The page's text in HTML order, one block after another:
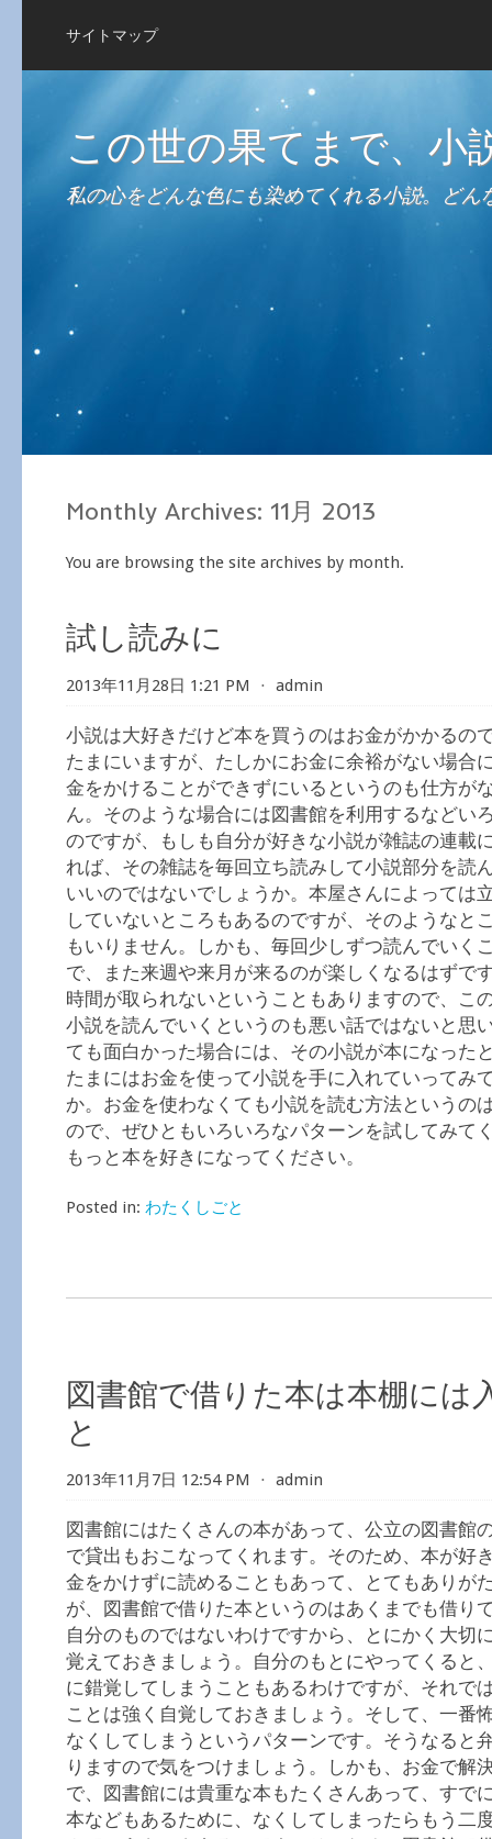
サイトマップ
この世の果てまで、小
私の心をどんな色にも染めてくれる小説。ど
Monthly Archives: 11月 2013
You are browsing the site archives by month.
試し読みに
2013年11月28日 1:21 PM ⋅ admin
小説は大好きだけど本を買うのはお金がかかるの
たまにいますが、たしかにお金に余裕がない場合
金をかけることができずにいるというのも仕方が
ん。そのような場合には図書館を利用するなどい
のですが、もしも自分が好きな小説が雑誌の連載
れば、その雑誌を毎回立ち読みして小説部分を読
いいのではないでしょうか。本屋さんによっては
していないところもあるのですが、そのようなと
もいりません。しかも、毎回少しずつ読んでいく
で、また来週や来月が来るのが楽しくなるはずで
時間が取られないということもありますので、こ
小説を読んでいくというのも悪い話ではないと思
ても面白かった場合には、その小説が本になった
たまにはお金を使って小説を手に入れていってみ
か。お金を使わなくても小説を読む方法というの
ので、ぜひともいろいろなパターンを試してみて
もっと本を好きになってください。
Posted in: わたくしごと
図書館で借りた本は本棚には
と
2013年11月7日 12:54 PM ⋅ admin
図書館にはたくさんの本があって、公立の図書館
で貸出もおこなってくれます。そのため、本が好
金をかけずに読めることもあって、とてもありが
が、図書館で借りた本というのはあくまでも借り
自分のものではないわけですから、とにかく大切
覚えておきましょう。自分のもとにやってくると
に錯覚してしまうこともあるわけですが、それで
ことは強く自覚しておきましょう。そして、一番
なくしてしまうというパターンです。そうなると
りますので気をつけましょう。しかも、お金で解
で、図書館には貴重な本もたくさんあって、すで
本などもあるために、なくしてしまったらもう二